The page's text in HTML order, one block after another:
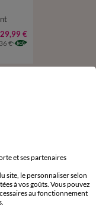
29,99 €
€
et ses partenaires
site, le personnaliser selon
à vos goûts. Vous pouvez
au fonctionnement